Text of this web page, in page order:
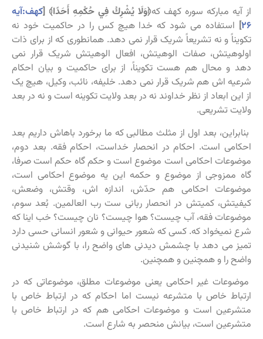
از آیه مبارکه سوره کهف که﴿وَلَا يُشْرِكُ فِي حُكْمِهِ أَحَدًا﴾ [کهف:آیه
۲۶] استفاده می شود که خدا هیچ کس را در حاکمیت خود نه
تکویناً و نه تشریعاً شریک قرار نمی دهد. همانطوری که از برای ذات
اولوهیتش، صفات الوهیتش، افعال الوهیتش شریک قرار نمی
دهد و محال هم هست تکویناً، از برای حاکمیت و بیان احکام
شرعیه اش هم شریک قرار نمی دهد. خلیفه، نائب، وکیل، هیچ یک
از این ابعاد از نظر خداوند نه در بعد ولایت تکوینه است و نه در بعد
ولایت تشریعی.
بنابراین، بعد اول از مثلث مطالبی که ما برخورد باهاش داریم بعد
احکامی است. احکام در انحصار خداست، احکام فقه. بعد دوم،
موضوعات احکامی است موضوع است و حکم گاه حکم است صرفا،
گاه ممزوجی از موضوع و حکمه این یه موضوع احکامی است،
موضوعات احکامی هم حدّش، اندازه اش، وقتش، وضعش،
کیفیتش، کمیتش در انحصار ربانی ست رب العالمین. بُعد سوم،
موضوعات فقه، آب چیست؟ هوا چیست؟ نان چیست؟ خب اینا که
شرع نمیخواد که. کسی که شعور حیوانی و شعور انسانی حسی دارد
تمیز می دهد با چشمش دیدنی های واضح را، با گوشش شنیدنی
واضح را و همچنین و همچنین.
موضوعات غیر احکامی یعنی موضوعات مطلق، موضوعاتی که در
ارتباط خاص با متشرعه نیست اما احکام که در ارتباط خاص با
متشرعین است و موضوعات احکامی هم که در ارتباط خاص با
متشرعین است، بیانش منحصر به شارع است.